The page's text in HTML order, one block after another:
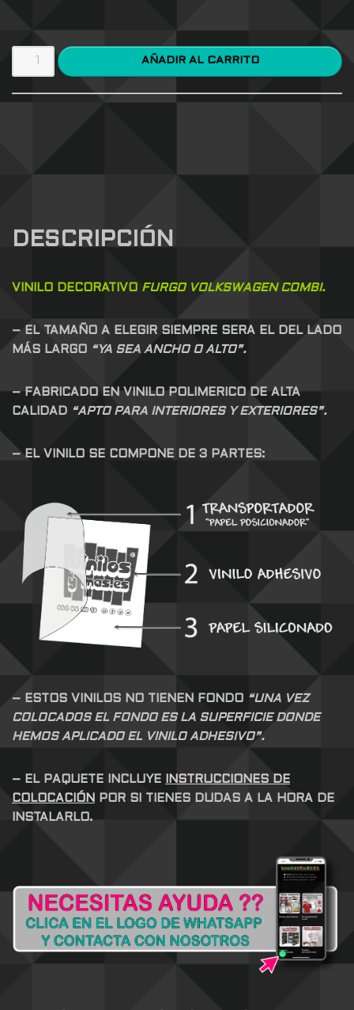
AÑADIR AL CARRITO
DESCRIPCIÓN
VINILO DECORATIVO FURGO VOLKSWAGEN COMBI.
– EL TAMAÑO A ELEGIR SIEMPRE SERA EL DEL LADO
MÁS LARGO
“YA SEA ANCHO O ALTO”.
– FABRICADO EN VINILO POLIMERICO DE ALTA
CALIDAD “APTO PARA INTERIORES Y EXTERIORES”.
– EL VINILO SE COMPONE DE 3 PARTES:
– ESTOS VINILOS NO TIENEN FONDO “UNA VEZ
COLOCADOS EL FONDO ES LA SUPERFICIE DONDE
HEMOS APLICADO EL VINILO ADHESIVO”.
– EL PAQUETE INCLUYE
INSTRUCCIONES DE
COLOCACIÓN
POR SI TIENES DUDAS A LA HORA DE
INSTALARLO.